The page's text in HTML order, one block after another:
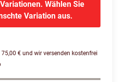
Wählen Sie
Variation aus.
75,00 € und wir versenden kostenfrei